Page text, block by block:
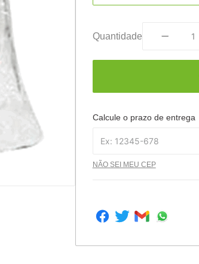
Quantidade
Calcule o prazo de entrega
NÃO SEI MEU CEP